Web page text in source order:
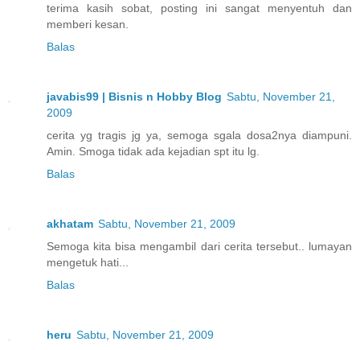
terima kasih sobat, posting ini sangat menyentuh dan
memberi kesan.
Balas
javabis99 | Bisnis n Hobby Blog Sabtu, November 21,
2009
cerita yg tragis jg ya, semoga sgala dosa2nya diampuni.
Amin. Smoga tidak ada kejadian spt itu lg.
Balas
akhatam Sabtu, November 21, 2009
Semoga kita bisa mengambil dari cerita tersebut.. lumayan
mengetuk hati...
Balas
heru Sabtu, November 21, 2009